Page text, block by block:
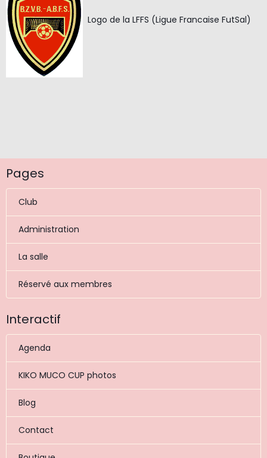
Logo de la LFFS (Ligue Francaise FutSal)
Pages
Club
Administration
La salle
Réservé aux membres
Interactif
Agenda
KIKO MUCO CUP photos
Blog
Contact